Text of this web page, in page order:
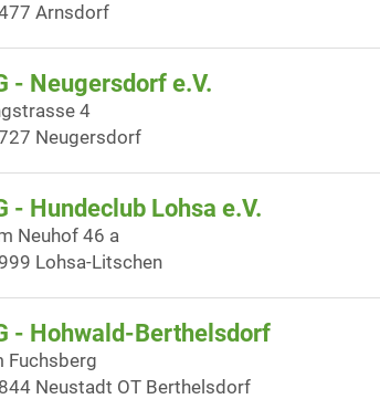
Arnsdorf
- Neugersdorf e.V.
4
Neugersdorf
- Hundeclub Lohsa e.V.
Neuhof 46 a
Lohsa-Litschen
- Hohwald-Berthelsdorf
Fuchsberg
Neustadt OT Berthelsdorf